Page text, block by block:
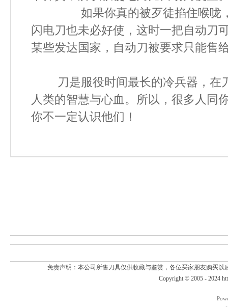
如果你真的被歹徒掐住喉咙，
闪电刀也未必好使，这时一把自动刀
某些发达国家，自动刀被要求只能售
刀是服役时间最长的冷兵器，在
人类的智慧与心血。所以，很多人同
你不一定认识他们！
免责声明：本公司所售刀具仅供收藏与鉴赏，各位买家朋友购买
Copyright © 2005 - 2024